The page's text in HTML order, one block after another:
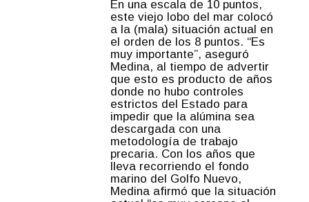
En una escala de 10 puntos,
este viejo lobo del mar colocó
a la (mala) situación actual en
el orden de los 8 puntos. “Es
muy importante”, aseguró
Medina, al tiempo de advertir
que esto es producto de años
donde no hubo controles
estrictos del Estado para
impedir que la alúmina sea
descargada con una
metodología de trabajo
precaria. Con los años que
lleva recorriendo el fondo
marino del Golfo Nuevo,
Medina afirmó que la situación